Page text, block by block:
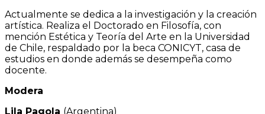
Actualmente se dedica a la investigación y la creación
artística. Realiza el Doctorado en Filosofía, con
mención Estética y Teoría del Arte en la Universidad
de Chile, respaldado por la beca CONICYT, casa de
estudios en donde además se desempeña como
docente.
Modera
Lila Pagola (Argentina)